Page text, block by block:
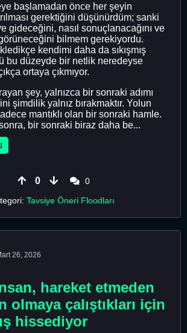
başlamadan önce her şeyin
gerektiğini düşünürdüm; sanki
gideceğini, nasıl sonuçlanacağını ve
bilmem gerekiyordu.
kendimi daha da sıkışmış
bu düzeyde bir netlik neredeyse
ortaya çıkmıyor.
şey, yalnızca bir sonraki adımı
şimdilik yalnız bırakmaktır. Yolun
mantıklı olan bir sonraki hamle.
bir sonraki biraz daha be...
0
0
Tavsiye Öneri Floodları
26, 2026
hareket etmeden
olmaya çalıştıkları için
hissediyor